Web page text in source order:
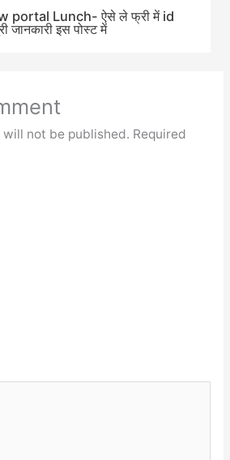
portal Lunch- ऐसे ले फ्री में id
जानकारी इस पोस्ट में
will not be published. Required